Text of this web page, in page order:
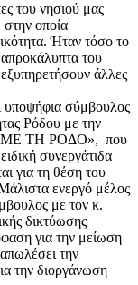
του νησιού μας
στην οποία
Ήταν τόσο το
του
άλλες
υποψήφια σύμβουλος
Ρόδου με την
ΤΗ ΡΟΔΟ», που
συνεργάτιδα
για τη θέση του
ενεργό μέλος
με τον κ.
δικτύωσης
για την μείωση
την
την διοργάνωση